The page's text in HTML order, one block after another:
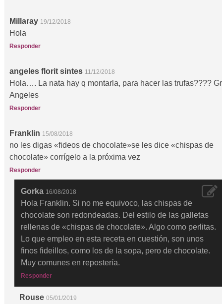
Millaray 19/12/2018
Hola
Responder
angeles florit sintes 11/12/2018
Hola…. La nata hay q montarla, para hacer las trufas???? Gr
Angeles
Responder
Franklin 15/08/2018
no les digas «fideos de chocolate»se les dice «chispas de
chocolate» corrígelo a la próxima vez
Responder
Gorka 16/08/2018
Hola Franklin. Si no me equivoco, las chispas de
chocolate son redondeadas. Del estilo de las galletas
rellenas de «chispas de chocolate». Algo como perlitas.
Lo que empleo en esta receta en cuestión, son unos
finos fideillos, como los de la sopa, pero de chocolate.
Muy comunes en repostería.
Responder
Rouse 05/01/2019